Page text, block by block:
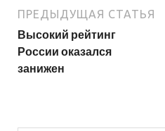
ПРЕДЫДУЩАЯ СТАТЬЯ
Высокий рейтинг
России оказался
занижен